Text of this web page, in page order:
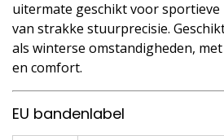
uitermate geschikt voor
van strakke stuurprecisie.
als winterse omstandigheden,
en comfort.
EU bandenlabel